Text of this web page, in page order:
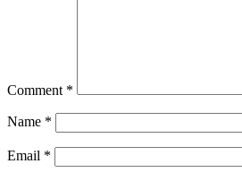
Comment *
Name *
Email *